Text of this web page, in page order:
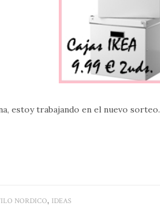
estoy trabajando en el nuevo sorteo.
NORDICO, IDEAS